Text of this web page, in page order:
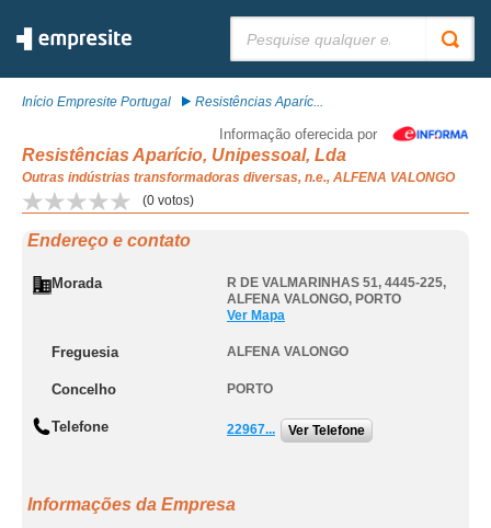
Início Empresite Portugal Resistências Aparíc...
Informação oferecida por
Resistências Aparício, Unipessoal, Lda
Outras indústrias transformadoras diversas, n.e., ALFENA VALONGO
(0 votos)
Endereço e contato
Morada R DE VALMARINHAS 51, 4445-225,
ALFENA VALONGO, PORTO
Ver Mapa
Freguesia ALFENA VALONGO
Concelho PORTO
Telefone 22967... Ver Telefone
Informações da Empresa